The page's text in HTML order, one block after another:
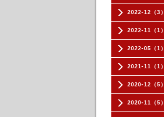
2022-12（3）
2022-11（1）
2022-05（1）
2021-11（1）
2020-12（5）
2020-11（5）